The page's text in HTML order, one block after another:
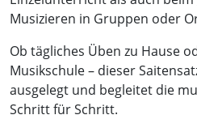
Musizieren in Gruppen oder
Ob tägliches Üben zu Hause
Musikschule – dieser
ausgelegt und begleitet die
Schritt für Schritt.